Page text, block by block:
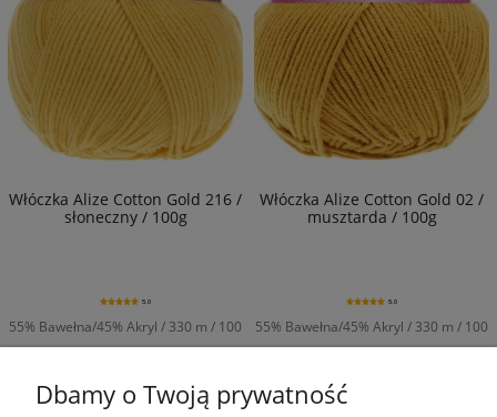
Włóczka Alize Cotton Gold 216 /
słoneczny / 100g
55% Bawełna/45% Akryl / 330 m / 100
g
5.0
Włóczka Alize Cotton Gold 02 /
musztarda / 100g
55% Bawełna/45% Akryl / 330 m / 100
g
5.0
Dbamy o Twoją prywatność